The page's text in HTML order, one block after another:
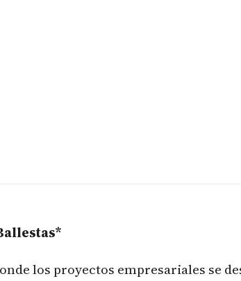
los proyectos empresariales se